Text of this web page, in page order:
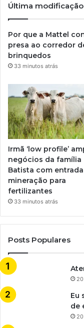
Última modificação
Por que a Mattel
presa ao corredor
brinquedos
33 minutos atrás
Irmã ‘low profile’
negócios da família
Batista com
mineração para
fertilizantes
33 minutos atrás
Posts Populares
Eu
de